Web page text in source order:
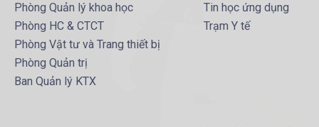
Phòng Quản lý khoa học
Phòng HC & CTCT
Phòng Vật tư và Trang thiết bị
Phòng Quản trị
Ban Quản lý KTX
Tin học ứng dụng
Trạm Y tế